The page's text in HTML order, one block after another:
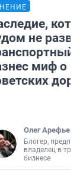
не
миф о
Олег Арефьев
Блогер,
владелец в
бизнесе